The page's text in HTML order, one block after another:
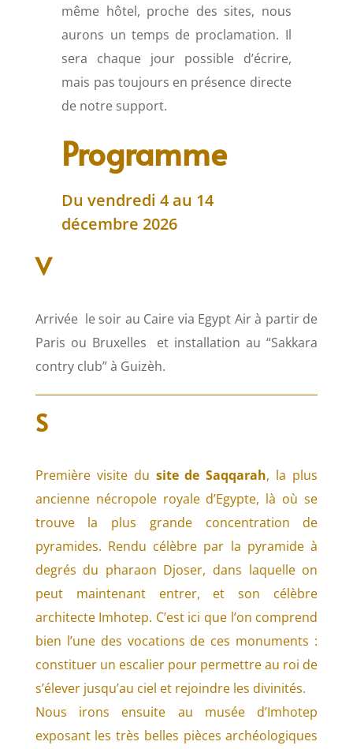
même hôtel, proche des sites, nous
aurons un temps de proclamation. Il
sera chaque jour possible d’écrire,
mais pas toujours en présence directe
de notre support.
Programme
Du vendredi 4 au 14
décembre 2026
V
Arrivée le soir au Caire via Egypt Air à partir de
Paris ou Bruxelles et installation au“Sakkara
contry club” à Guizèh.
S
Première visite du site de Saqqarah, la plus
ancienne nécropole royale d’Egypte, là où se
trouve la plus grande concentration de
pyramides. Rendu célèbre par la pyramide à
degrés du pharaon Djoser, dans laquelle on
peut maintenant entrer, et son célèbre
architecte Imhotep. C’est ici que l’on comprend
bien l’une des vocations de ces monuments :
constituer un escalier pour permettre au roi de
s’élever jusqu’au ciel et rejoindre les divinités.
Nous irons ensuite au musée d’Imhotep
exposant les très belles pièces archéologiques